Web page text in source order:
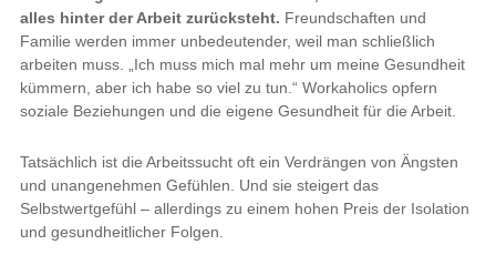
alles hinter der Arbeit zurücksteht. Freundschaften und
Familie werden immer unbedeutender, weil man schließlich
arbeiten muss. „Ich muss mich mal mehr um meine Gesundheit
kümmern, aber ich habe so viel zu tun.“ Workaholics opfern
soziale Beziehungen und die eigene Gesundheit für die Arbeit.
Tatsächlich ist die Arbeitssucht oft ein Verdrängen von Ängsten
und unangenehmen Gefühlen. Und sie steigert das
Selbstwertgefühl – allerdings zu einem hohen Preis der Isolation
und gesundheitlicher Folgen.